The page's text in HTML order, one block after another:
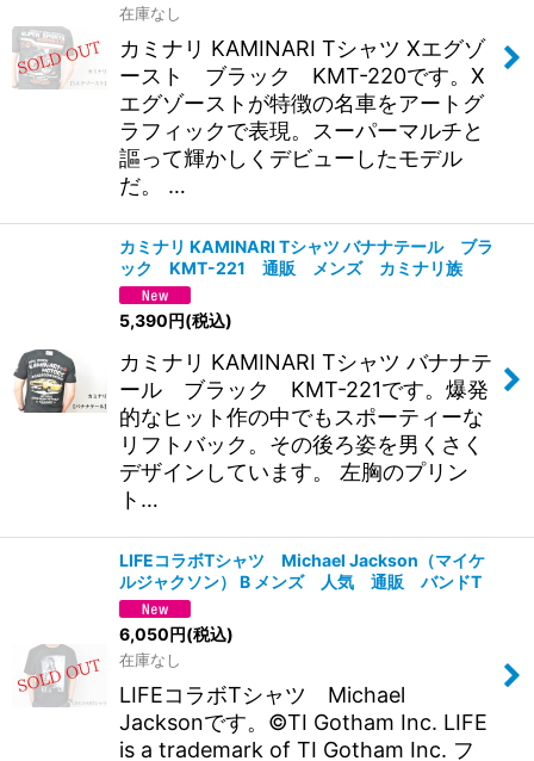
在庫なし
カミナリ KAMINARI Tシャツ Xエグゾ
ースト ブラック KMT-220です。X
エグゾーストが特徴の名車をアートグ
ラフィックで表現。スーパーマルチと
謳って輝かしくデビューしたモデル
だ。 …
カミナリ KAMINARI Tシャツ バナナテール ブラ
ック KMT-221 通販 メンズ カミナリ族
5,390円(税込)
カミナリ KAMINARI Tシャツ バナナテ
ール ブラック KMT-221です。爆発
的なヒット作の中でもスポーティーな
リフトバック。その後ろ姿を男くさく
デザインしています。 左胸のプリン
ト…
LIFEコラボTシャツ Michael Jackson（マイケ
ルジャクソン） B メンズ 人気 通販 バンドT
6,050円(税込)
在庫なし
LIFEコラボTシャツ Michael
Jacksonです。©TI Gotham Inc. LIFE
is a trademark of TI Gotham Inc. フ